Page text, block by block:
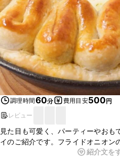
調理時間60分 費用目安500円
レビュー
見た目も可愛く、パーティーやお
イのご紹介です。フライドオニオン
ぴったりの一品です。少し手間はか
紹介文を